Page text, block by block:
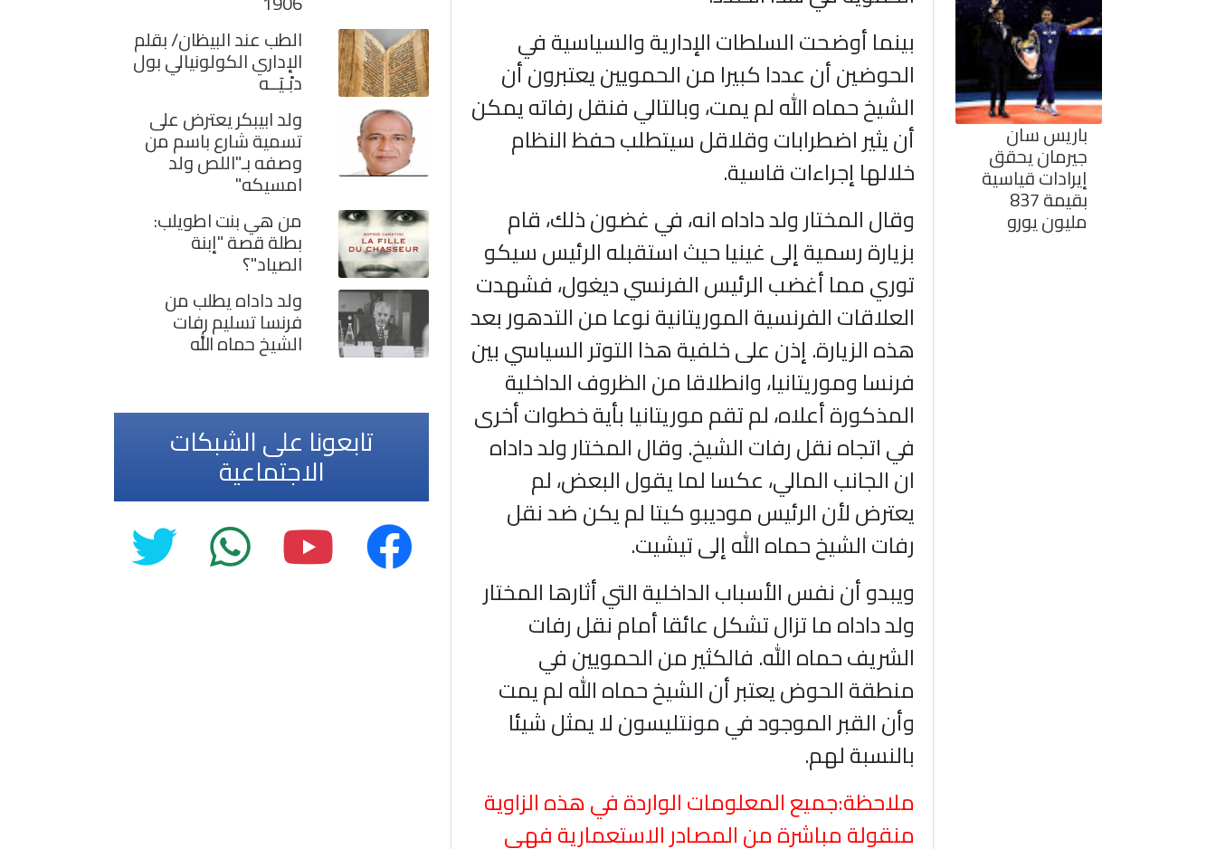
باريس سان
جيرمان يحقق
إيرادات قياسية
بقيمة 837
مليون يورو
بينما أوضحت السلطات الإدارية والسياسية في
الحوضين أن عددا كبيرا من الحمويين يعتبرون أن
الشيخ حماه الله لم يمت، وبالتالي فنقل رفاته يمكن
أن يثير اضطرابات وقلاقل سيتطلب حفظ النظام
خلالها إجراءات قاسية.
وقال المختار ولد داداه انه، في غضون ذلك، قام
بزيارة رسمية إلى غينيا حيث استقبله الرئيس سيكو
توري مما أغضب الرئيس الفرنسي ديغول، فشهدت
العلاقات الفرنسية الموريتانية نوعا من التدهور بعد
هذه الزيارة. إذن على خلفية هذا التوتر السياسي بين
فرنسا وموريتانيا، وانطلاقا من الظروف الداخلية
المذكورة أعلاه، لم تقم موريتانيا بأية خطوات أخرى
في اتجاه نقل رفات الشيخ. وقال المختار ولد داداه
ان الجانب المالي، عكسا لما يقول البعض، لم
يعترض لأن الرئيس موديبو كيتا لم يكن ضد نقل
رفات الشيخ حماه الله إلى تيشيت.
ويبدو أن نفس الأسباب الداخلية التي أثارها المختار
ولد داداه ما تزال تشكل عائقا أمام نقل رفات
الشريف حماه الله. فالكثير من الحمويين في
منطقة الحوض يعتبر أن الشيخ حماه الله لم يمت
وأن القبر الموجود في مونتليسون لا يمثل شيئا
بالنسبة لهم.
ملاحظة:جميع المعلومات الواردة في هذه الزاوية
منقولة مباشرة من المصادر الاستعمارية فهي
الطب عند البيظان/ بقلم
الإداري الكولونيالي بول
دبْـيَــه
ولد ابيبكر يعترض على
تسمية شارع باسم من
وصفه بـ"اللص ولد
امسيكه"
من هي بنت اطويلب:
بطلة قصة "إبنة
الصياد"؟
ولد داداه يطلب من
فرنسا تسليم رفات
الشيخ حماه الله
تابعونا على الشبكات
الاجتماعية